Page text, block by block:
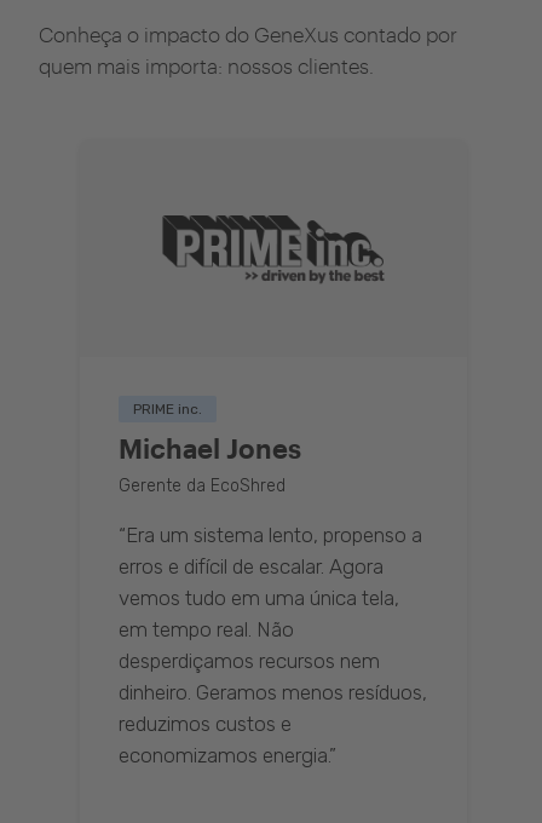
Conheça o impacto do GeneXus contado por
quem mais importa: nossos clientes.
PRIME inc.
Michael Jones
Gerente da EcoShred
“Era um sistema lento, propenso a
erros e difícil de escalar. Agora
vemos tudo em uma única tela,
em tempo real. Não
desperdiçamos recursos nem
dinheiro. Geramos menos resíduos,
reduzimos custos e
economizamos energia.”